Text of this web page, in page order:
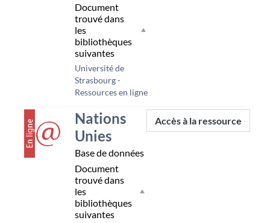
Document
trouvé dans
les
bibliothèques
suivantes
Université de
Strasbourg -
Ressources en ligne
Nations
Unies
Base de données
Document
trouvé dans
les
bibliothèques
suivantes
Accès à la ressource